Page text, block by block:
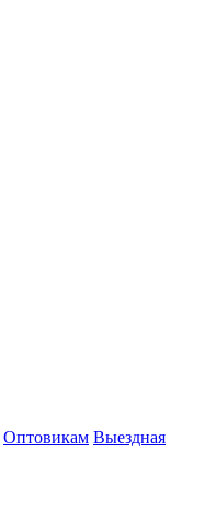
Оптовикам Выездная